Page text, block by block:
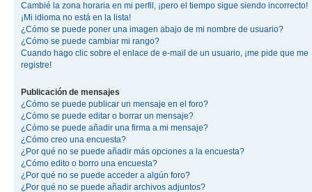
Cambié la zona horaria en mi perfil, ¡pero el tiempo sigue siendo incorrecto!
¡Mi idioma no está en la lista!
¿Cómo se puede poner una imagen abajo de mi nombre de usuario?
¿Cómo se puede cambiar mi rango?
Cuando hago clic sobre el enlace de e-mail de un usuario, ¡me pide que me
registre!
Publicación de mensajes
¿Cómo se puede publicar un mensaje en el foro?
¿Cómo se puede editar o borrar un mensaje?
¿Cómo se puede añadir una firma a mi mensaje?
¿Cómo creo una encuesta?
¿Por qué no se puede añadir más opciones a la encuesta?
¿Cómo edito o borro una encuesta?
¿Por qué no se puede acceder a algún foro?
¿Por qué no se puede añadir archivos adjuntos?